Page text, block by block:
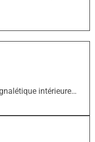
intérieure…